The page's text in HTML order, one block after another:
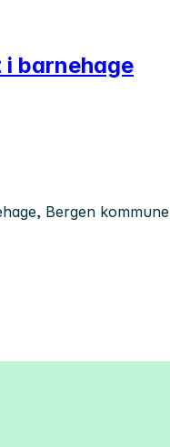
i barnehage
Bergen kommune